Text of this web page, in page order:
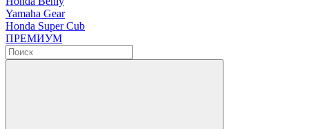
Yamaha Gear
Honda Super Cub
ПРЕМИУМ